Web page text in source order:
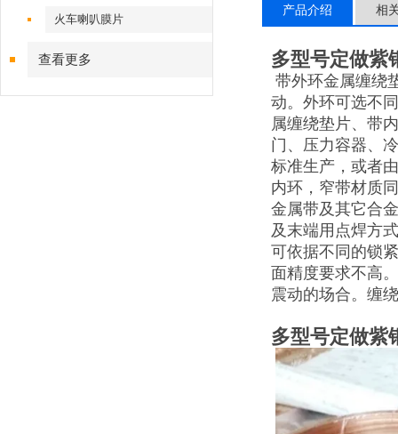
火车喇叭膜片
查看更多
产品介绍 相
多型号定做紫
带外环金属缠绕
动。外环可选不
属缠绕垫片、带
门、压力容器、
标准生产，或者
内环，窄带材质
金属带及其它合
及末端用点焊方
可依据不同的锁
面精度要求不高
震动的场合。缠
多型号定做紫